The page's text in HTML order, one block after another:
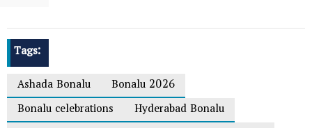
Tags:
Ashada Bonalu
Bonalu 2026
Bonalu celebrations
Hyderabad Bonalu